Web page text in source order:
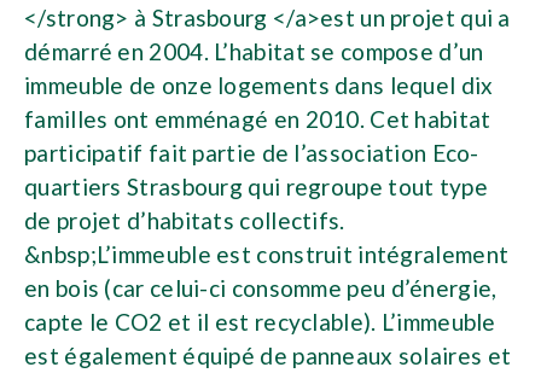
</strong> à Strasbourg </a>est un projet qui a
démarré en 2004. L’habitat se compose d’un
immeuble de onze logements dans lequel dix
familles ont emménagé en 2010. Cet habitat
participatif fait partie de l’association Eco-
quartiers Strasbourg qui regroupe tout type
de projet d’habitats collectifs.
&nbsp;L’immeuble est construit intégralement
en bois (car celui-ci consomme peu d’énergie,
capte le CO2 et il est recyclable). L’immeuble
est également équipé de panneaux solaires et